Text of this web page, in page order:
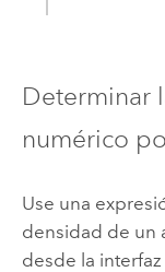
Determinar
numérico
Use una
densidad de un
desde la